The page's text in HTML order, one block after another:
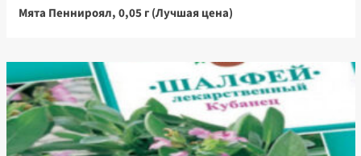
Мята Пеннироял, 0,05 г (Лучшая цена)